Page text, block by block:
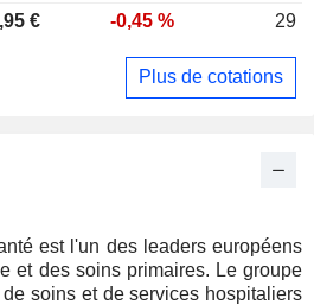
est l'un des leaders européens
et des soins primaires. Le groupe
soins et de services hospitaliers
€ -0,45 % 29
Plus de cotations